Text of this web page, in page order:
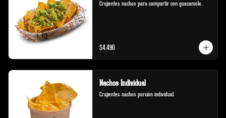
Crujientes nachos para compartir con guacamole.
$4.490
Nachos Individual
Crujientes nachos porción individual.